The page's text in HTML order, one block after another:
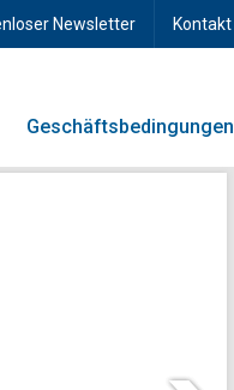
Newsletter Kontakt
Geschäftsbedingungen